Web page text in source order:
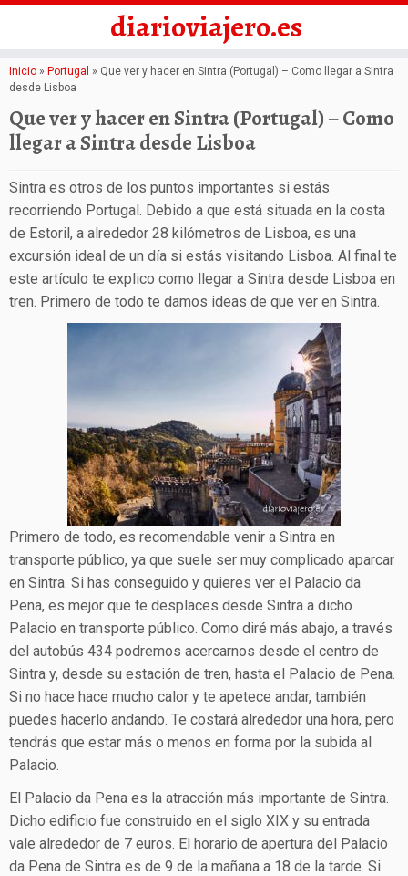
Saltar
al
contenido
diarioviajero.es
Inicio » Portugal » Que ver y hacer en Sintra (Portugal) – Como llegar a Sintra
desde Lisboa
Que ver y hacer en Sintra (Portugal) – Como
llegar a Sintra desde Lisboa
Sintra es otros de los puntos importantes si estás
recorriendo Portugal. Debido a que está situada en la costa
de Estoril, a alrededor 28 kilómetros de Lisboa, es una
excursión ideal de un día si estás visitando Lisboa. Al final te
este artículo te explico como llegar a Sintra desde Lisboa en
tren. Primero de todo te damos ideas de que ver en Sintra.
Primero de todo, es recomendable venir a Sintra en
transporte público, ya que suele ser muy complicado aparcar
en Sintra. Si has conseguido y quieres ver el Palacio da
Pena, es mejor que te desplaces desde Sintra a dicho
Palacio en transporte público. Como diré más abajo, a través
del autobús 434 podremos acercarnos desde el centro de
Sintra y, desde su estación de tren, hasta el Palacio de Pena.
Si no hace hace mucho calor y te apetece andar, también
puedes hacerlo andando. Te costará alrededor una hora, pero
tendrás que estar más o menos en forma por la subida al
Palacio.
El Palacio da Pena es la atracción más importante de Sintra.
Dicho edificio fue construido en el siglo XIX y su entrada
vale alrededor de 7 euros. El horario de apertura del Palacio
da Pena de Sintra es de 9 de la mañana a 18 de la tarde. Si